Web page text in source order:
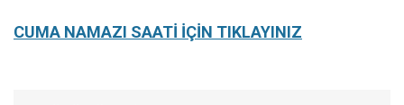
CUMA NAMAZI SAATİ İÇİN TIKLAYINIZ